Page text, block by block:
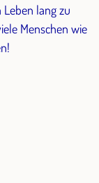
lang zu
Menschen wie